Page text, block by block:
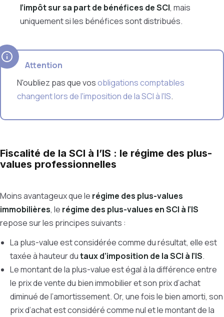
l’impôt sur sa part de bénéfices de SCI, mais
uniquement si les bénéfices sont distribués.
Attention
N'oubliez pas que vosobligations comptables
changent lors de l'imposition de la SCI à l'IS.
Fiscalité de la SCI à l’IS : le régime des plus-
values professionnelles
Moins avantageux que le régime des plus-values
immobilières, le régime des plus-values en SCI à l’IS
repose sur les principes suivants :
La plus-value est considérée comme du résultat, elle est
taxée à hauteur dutaux d’imposition de la SCI à l’IS.
Le montant de la plus-value est égal à la différence entre
le prix de vente du bien immobilier et son prix d’achat
diminué de l’amortissement. Or, une fois le bien amorti, son
prix d’achat est considéré comme nul et le montant de la